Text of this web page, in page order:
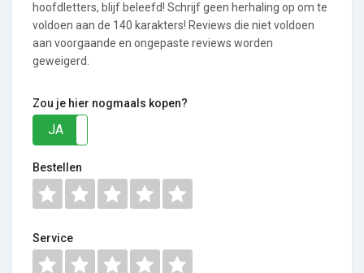
hoofdletters, blijf beleefd! Schrijf geen herhaling op om te
voldoen aan de 140 karakters! Reviews die niet voldoen
aan voorgaande en ongepaste reviews worden
geweigerd.
Zou je hier nogmaals kopen?
JA
Bestellen
Service